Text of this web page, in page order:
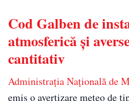
Cod Galben de
atmosferică și
cantitativ
Administrația Națională de
emis o avertizare meteo de